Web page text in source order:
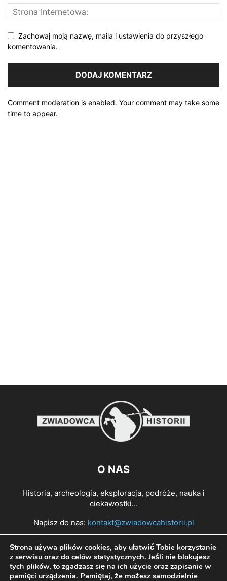
Zachowaj moją nazwę, maila i ustawienia do przyszłego
komentowania.
Comment moderation is enabled. Your comment may take some
time to appear.
O NAS
Historia, archeologia, eksploracja, podróże, nauka i
ciekawostki...
Napisz do nas: kontakt@zwiadowcahistorii.pl
PODĄŻAJ ZA NAMI
Strona używa plików cookies, aby ułatwić Tobie korzystanie
z serwisu oraz do celów statystycznych. Jeśli nie blokujesz
tych plików, to zgadzasz się na ich użycie oraz zapisanie w
pamięci urządzenia. Pamiętaj, że możesz samodzielnie